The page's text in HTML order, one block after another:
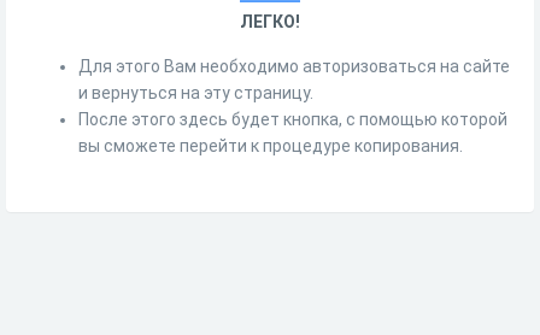
ЛЕГКО!
Для этого Вам необходимо авторизоваться на сайте
и вернуться на эту страницу.
После этого здесь будет кнопка, с помощью которой
вы сможете перейти к процедуре копирования.